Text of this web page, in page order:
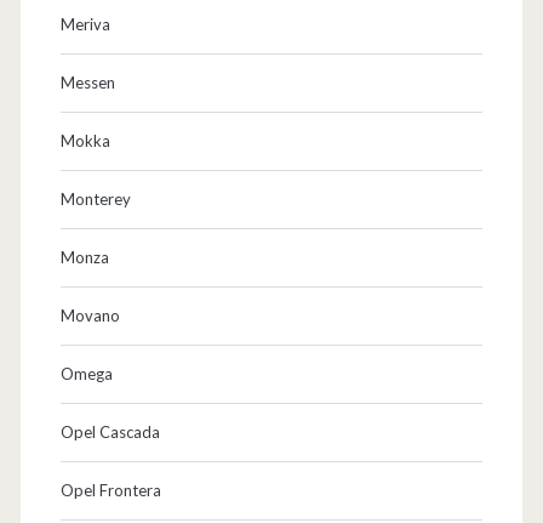
Meriva
Messen
Mokka
Monterey
Monza
Movano
Omega
Opel Cascada
Opel Frontera